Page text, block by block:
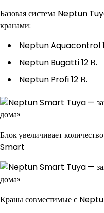
Базовая система Neptun
кранами:
Neptun Aquacontrol
Neptun Bugatti 12 В.
Neptun Profi 12 В.
Блок увеличивает
Smart
Краны совместимые с